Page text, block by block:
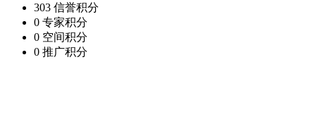
303 信誉积分
0 专家积分
0 空间积分
0 推广积分